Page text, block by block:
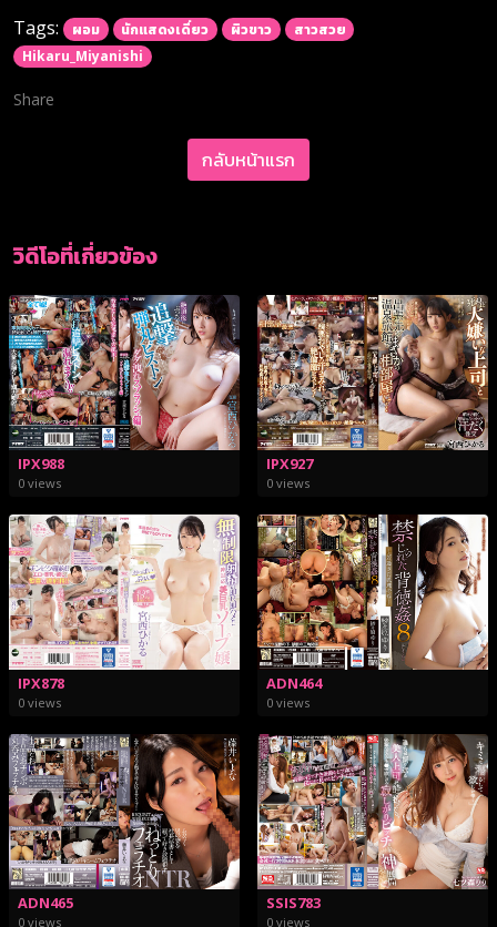
Tags:
ผอม นักแสดงเดี่ยว ผิวขาว
สาวสวย
Hikaru_Miyanishi
Share
กลับหน้าแรก
วิดีโอที่เกี่ยวข้อง
IPX988
0 views
IPX927
0 views
IPX878
0 views
ADN464
0 views
ADN465
0 views
SSIS783
0 views